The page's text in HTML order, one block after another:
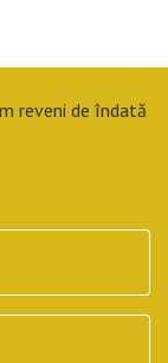
reveni de îndată